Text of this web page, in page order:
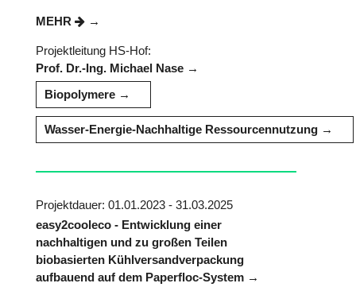
MEHR
Projektleitung HS-Hof:
Prof. Dr.-Ing. Michael Nase
Biopolymere
Wasser-Energie-Nachhaltige Ressourcennutzung
Projektdauer: 01.01.2023 - 31.03.2025
easy2cooleco - Entwicklung einer
nachhaltigen und zu großen Teilen
biobasierten Kühlversandverpackung
aufbauend auf dem Paperfloc-System